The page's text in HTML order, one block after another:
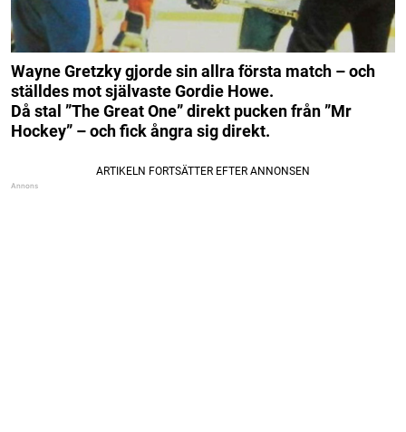
Wayne Gretzky gjorde sin allra första match – och
ställdes mot självaste Gordie Howe.
Då stal ”The Great One” direkt pucken från ”Mr
Hockey” – och fick ångra sig direkt.